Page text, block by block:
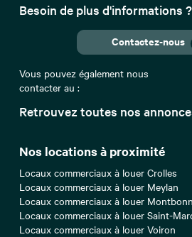
Retrouvez toutes nos
Nos locations à proximité
Locaux commerciaux à louer Crolles
Locaux commerciaux à louer Meylan
Locaux commerciaux à louer
Locaux commerciaux à louer Saint-
Locaux commerciaux à louer Voiron
Besoin de plus d'informations ?
Contactez-nous
Vous pouvez également nous
contacter au :